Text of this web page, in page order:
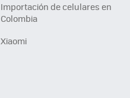
Importación de celulares en
Colombia
Xiaomi